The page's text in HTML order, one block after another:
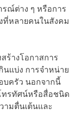
รณ์ต่าง ๆ หรือการ
ที่หลายคนในสังคม
ร้างโอกาสการ
นแบ่ง การจำหน่าย
บครัว นอกจากนี้
ทรทัศน์หรือสื่อชนิด
ามตื่นเต้นและ